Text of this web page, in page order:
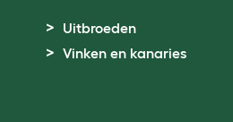
Uitbroeden
Vinken en kanaries